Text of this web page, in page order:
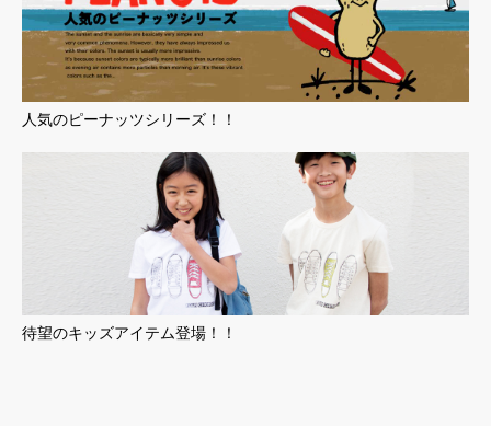
人気のピーナッツシリーズ！！
待望のキッズアイテム登場！！